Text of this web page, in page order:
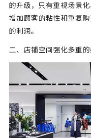
的升级，只有重视场景
增加顾客的粘性和重复
的利润。
二、店铺空间强化多重